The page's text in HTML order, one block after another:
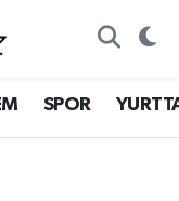
SPOR